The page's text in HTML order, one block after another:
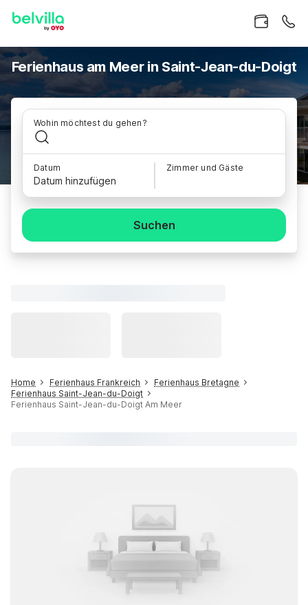
Ferienhaus am Meer in Saint-Jean-du-Doigt
Wohin möchtest du gehen?
Datum
Datum hinzufügen
Zimmer und Gäste
Suchen
Home Ferienhaus Frankreich
Ferienhaus Bretagne
Ferienhaus Saint-Jean-du-Doigt
Ferienhaus Saint-Jean-du-Doigt Am Meer